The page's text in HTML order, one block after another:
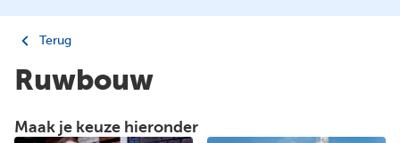
Terug
Ruwbouw
Maak je keuze hieronder